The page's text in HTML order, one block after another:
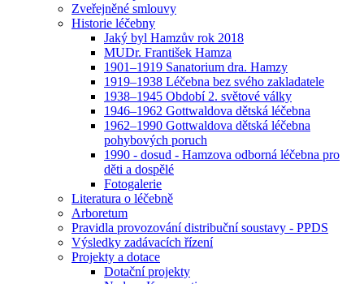
Zveřejněné smlouvy
Historie léčebny
Jaký byl Hamzův rok 2018
MUDr. František Hamza
1901–1919 Sanatorium dra. Hamzy
1919–1938 Léčebna bez svého zakladatele
1938–1945 Období 2. světové války
1946–1962 Gottwaldova dětská léčebna
1962–1990 Gottwaldova dětská léčebna
pohybových poruch
1990 - dosud - Hamzova odborná léčebna pro
děti a dospělé
Fotogalerie
Literatura o léčebně
Arboretum
Pravidla provozování distribuční soustavy - PPDS
Výsledky zadávacích řízení
Projekty a dotace
Dotační projekty